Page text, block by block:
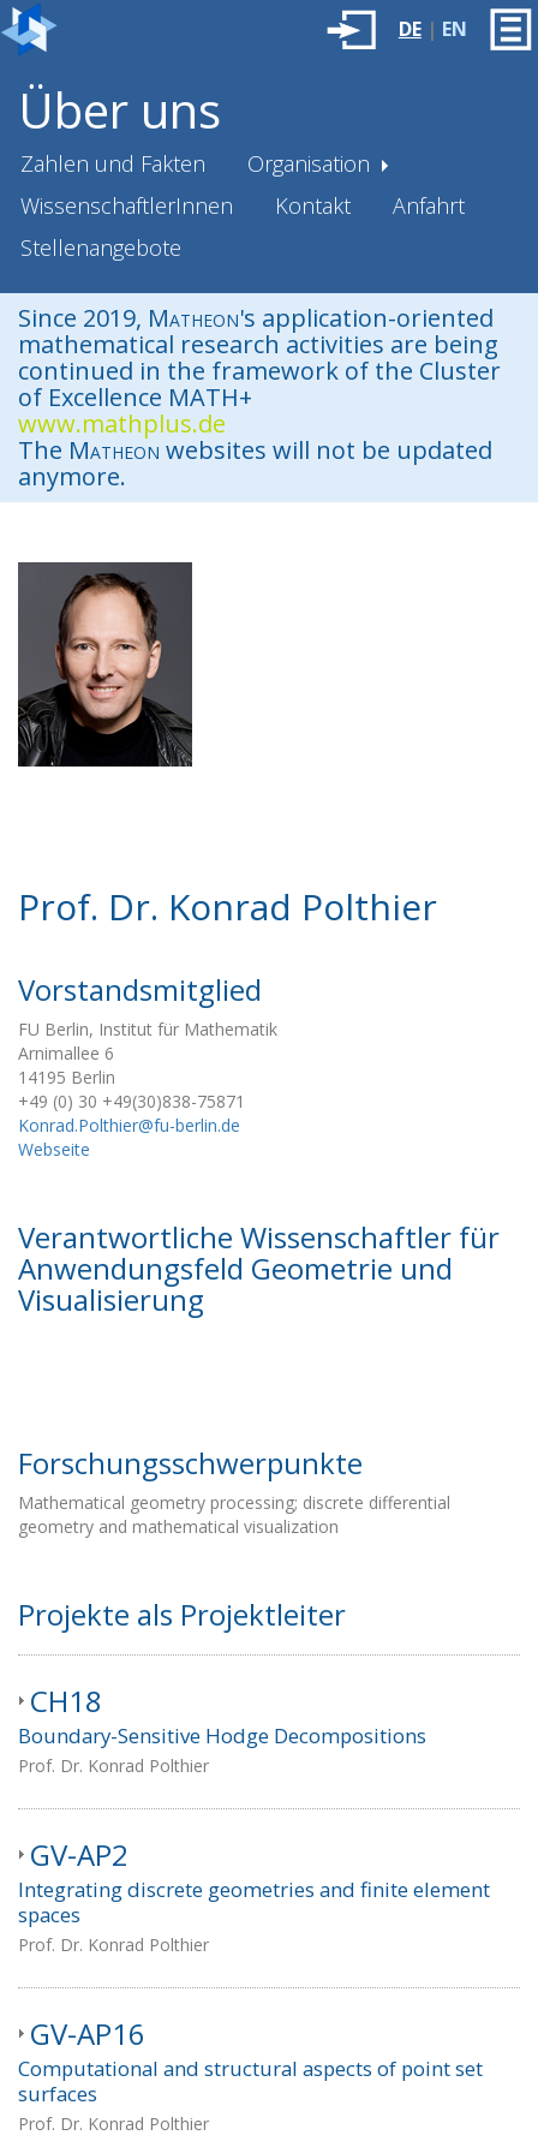
DE| EN
Über uns
Zahlen und Fakten
Organisation
WissenschaftlerInnen
Kontakt
Anfahrt
Stellenangebote
Since 2019, Matheon's application-oriented
mathematical research activities are being
continued in the framework of the Cluster
of Excellence MATH+
www.mathplus.de
The Matheon websites will not be updated
anymore.
Prof. Dr. Konrad Polthier
Vorstandsmitglied
FU Berlin, Institut für Mathematik
Arnimallee 6
14195 Berlin
+49 (0) 30 +49(30)838-75871
Konrad.Polthier@fu-berlin.de
Webseite
Verantwortliche Wissenschaftler für
Anwendungsfeld Geometrie und
Visualisierung
Forschungsschwerpunkte
Mathematical geometry processing; discrete differential
geometry and mathematical visualization
Projekte als Projektleiter
CH18
Boundary-Sensitive Hodge Decompositions
Prof. Dr. Konrad Polthier
GV-AP2
Integrating discrete geometries and finite element
spaces
Prof. Dr. Konrad Polthier
GV-AP16
Computational and structural aspects of point set
surfaces
Prof. Dr. Konrad Polthier